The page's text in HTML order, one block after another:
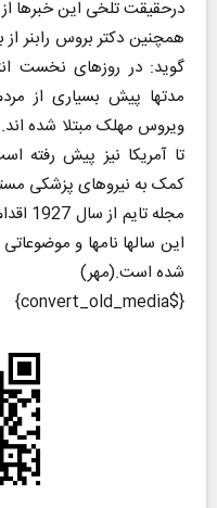
درحقیقت تلخی این خبرها
همچنین دکتر بروس رابنر از
گوید: در روزهای نخست
مدتها پیش بسیاری از
ویروس مهلک مبتلا شده
تا آمریکا نیز پیش رفته
کمک به نیروهای پزشکی
مجله
این سالها نامها و
شده است.(مهر)
{$convert_old_media}